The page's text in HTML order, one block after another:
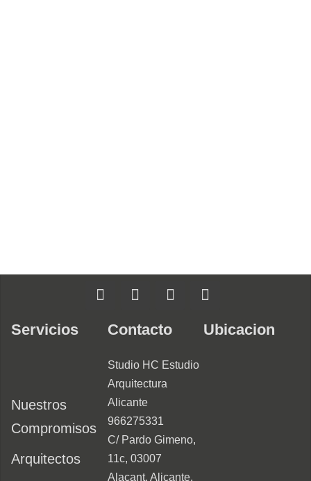
Servicios
Nuestros
Compromisos
Arquitectos
Contacto
Studio HC Estudio
Arquitectura
Alicante
966275331
C/ Pardo Gimeno,
11c, 03007
Alacant, Alicante,
Ubicacion